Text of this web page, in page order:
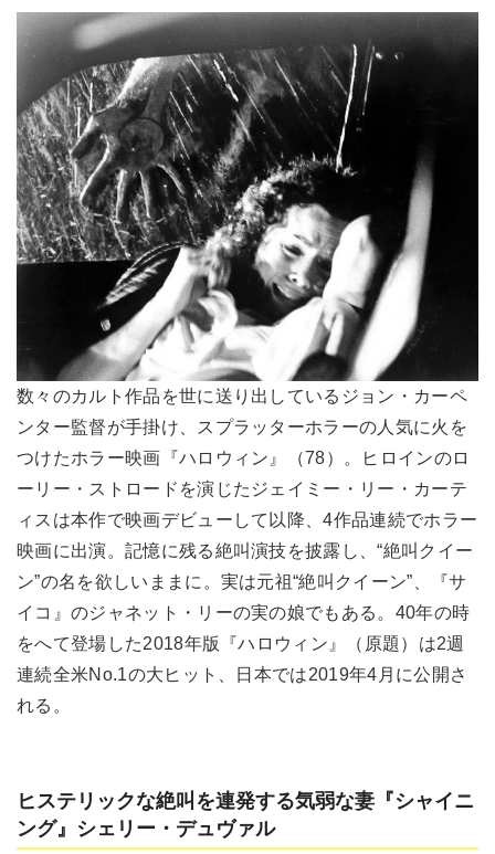
数々のカルト作品を世に送り出しているジョン・カーペ
ンター監督が手掛け、スプラッターホラーの人気に火を
つけたホラー映画『ハロウィン』（78）。ヒロインのロ
ーリー・ストロードを演じたジェイミー・リー・カーテ
ィスは本作で映画デビューして以降、4作品連続でホラー
映画に出演。記憶に残る絶叫演技を披露し、“絶叫クイー
ン”の名を欲しいままに。実は元祖“絶叫クイーン”、『サ
イコ』のジャネット・リーの実の娘でもある。40年の時
をへて登場した2018年版『ハロウィン』（原題）は2週
連続全米No.1の大ヒット、日本では2019年4月に公開さ
れる。
ヒステリックな絶叫を連発する気弱な妻『シャイニ
ング』シェリー・デュヴァル